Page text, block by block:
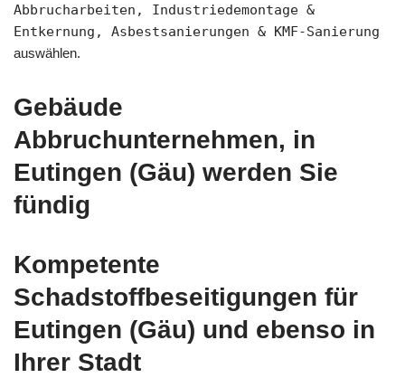
Abbrucharbeiten, Industriedemontage &
Entkernung, Asbestsanierungen & KMF-Sanierung
auswählen.
Gebäude
Abbruchunternehmen, in
Eutingen (Gäu) werden Sie
fündig
Kompetente
Schadstoffbeseitigungen für
Eutingen (Gäu) und ebenso in
Ihrer Stadt